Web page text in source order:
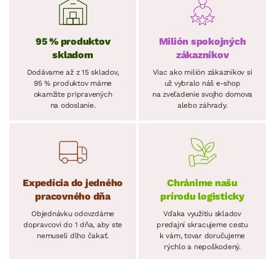
95 % produktov
skladom
Dodávame až z 15 skladov,
95 % produktov máme
okamžite pripravených
na odoslanie.
Milión spokojných
zákazníkov
Viac ako milión zákazníkov si
už vybralo náš e-shop
na zveľadenie svojho domova
alebo záhrady.
Expedícia do jedného
pracovného dňa
Objednávku odovzdáme
dopravcovi do 1 dňa, aby ste
nemuseli dlho čakať.
Chránime našu
prírodu logisticky
Vďaka využitiu skladov
predajní skracujeme cestu
k vám, tovar doručujeme
rýchlo a nepoškodený.